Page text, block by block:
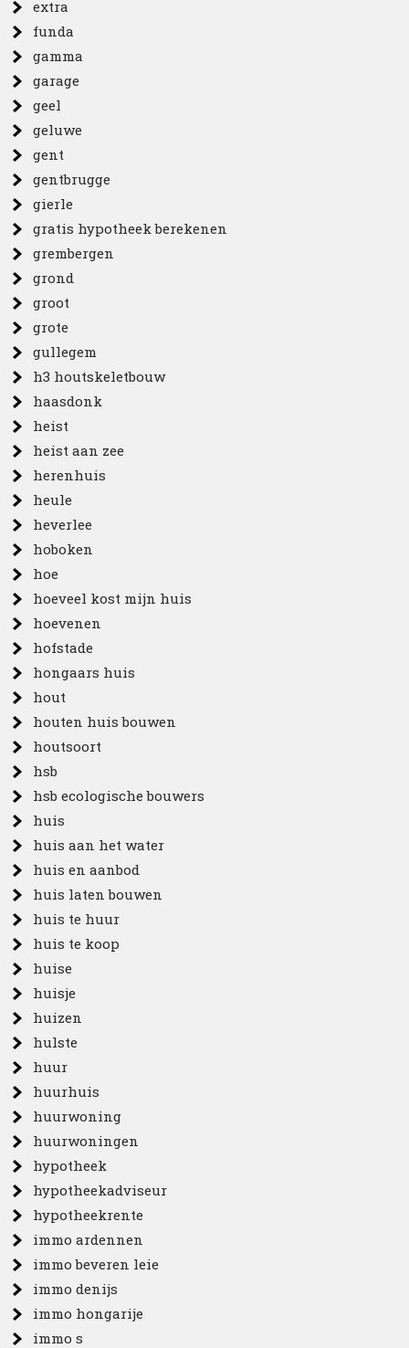
extra
funda
gamma
garage
geel
geluwe
gent
gentbrugge
gierle
gratis hypotheek berekenen
grembergen
grond
groot
grote
gullegem
h3 houtskeletbouw
haasdonk
heist
heist aan zee
herenhuis
heule
heverlee
hoboken
hoe
hoeveel kost mijn huis
hoevenen
hofstade
hongaars huis
hout
houten huis bouwen
houtsoort
hsb
hsb ecologische bouwers
huis
huis aan het water
huis en aanbod
huis laten bouwen
huis te huur
huis te koop
huise
huisje
huizen
hulste
huur
huurhuis
huurwoning
huurwoningen
hypotheek
hypotheekadviseur
hypotheekrente
immo ardennen
immo beveren leie
immo denijs
immo hongarije
immo s